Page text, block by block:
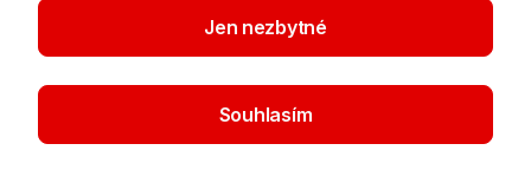
Ochrana osobních údajů
©2026 Komerční banka
Jen nezbytné
Souhlasím